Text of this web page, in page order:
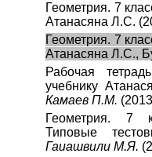
Геометрия. 7
Атанасяна Л.С.
Геометрия. 7
Атанасяна Л.С.,
Рабочая
учебнику
Камаев П.М.
Геометрия. 7
Типовые
Гаиашвили М.Я.